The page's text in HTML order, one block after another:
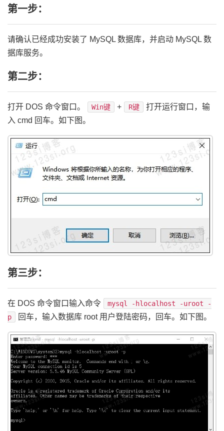
第一步：
请确认已经成功安装了 MySQL 数据库，并启动 MySQL 数
据库服务。
第二步：
打开 DOS 命令窗口。 Win键 + R键
打开运行窗口，输
入 cmd 回车。如下图。
第三步：
在 DOS 命令窗口输入命令
mysql -hlocalhost -uroot -
p
回车，输入数据库 root 用户登陆密码，回车。如下图。